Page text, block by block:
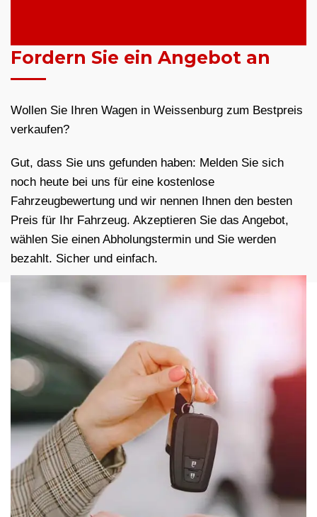
Fordern Sie ein Angebot an
Wollen Sie Ihren Wagen in Weissenburg zum Bestpreis
verkaufen?
Gut, dass Sie uns gefunden haben: Melden Sie sich
noch heute bei uns für eine kostenlose
Fahrzeugbewertung und wir nennen Ihnen den besten
Preis für Ihr Fahrzeug. Akzeptieren Sie das Angebot,
wählen Sie einen Abholungstermin und Sie werden
bezahlt. Sicher und einfach.